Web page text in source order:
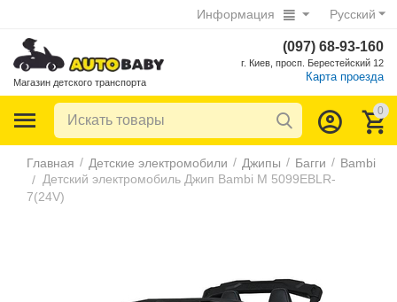
Русский
Информация
Магазин детского транспорта
(097) 68-93-160
г. Киев, просп. Берестейский 12
Карта проезда
0
Главная / Детские электромобили / Джипы / Багги / Bambi
/ Детский электромобиль Джип Bambi M 5099EBLR-
7(24V)